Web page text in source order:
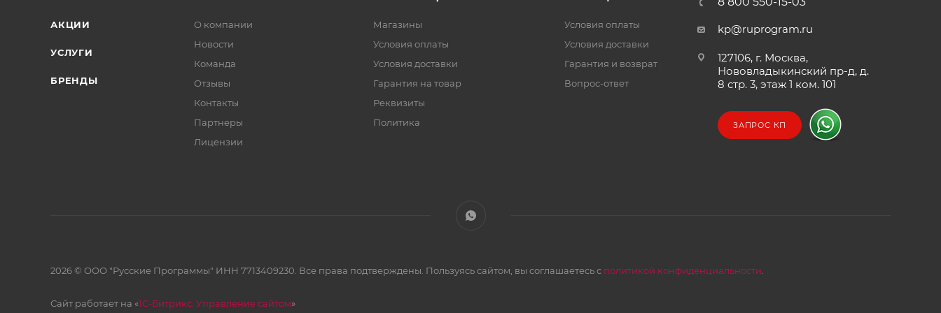
АКЦИИ
УСЛУГИ
БРЕНДЫ
О компании
Новости
Команда
Отзывы
Контакты
Партнеры
Лицензии
Магазины
Условия оплаты
Условия доставки
Гарантия на товар
Реквизиты
Политика
Условия оплаты
Условия доставки
Гарантия и возврат
Вопрос-ответ
kp@ruprogram.ru
127106, г. Москва,
Нововладыкинский пр-д, д.
8 стр. 3, этаж 1 ком. 101
ЗАПРОС КП
2026 © ООО "Русские Программы" ИНН 7713409230. Все права подтверждены. Пользуясь сайтом, вы соглашаетесь с политикой конфиденциальности
Сайт работает на «1С-Битрикс: Управление сайтом»